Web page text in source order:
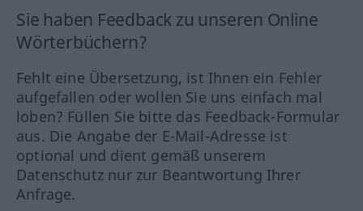
Sie haben Feedback zu unseren Online
Wörterbüchern?
Fehlt eine Übersetzung, ist Ihnen ein Fehler
aufgefallen oder wollen Sie uns einfach mal
loben? Füllen Sie bitte das Feedback-Formular
aus. Die Angabe der E-Mail-Adresse ist
optional und dient gemäß unserem
Datenschutz nur zur Beantwortung Ihrer
Anfrage.